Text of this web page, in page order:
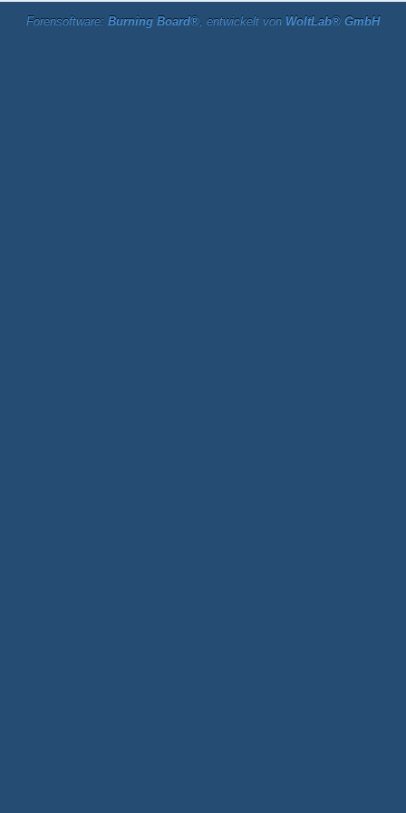
Forensoftware: Burning Board®, entwickelt von WoltLab® GmbH